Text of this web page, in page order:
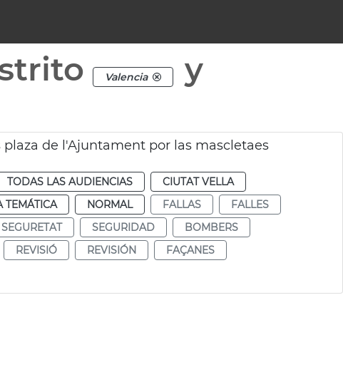
Valencia
y
de l'Ajuntament por las mascletaes
TODAS LAS AUDIENCIAS
CIUTAT VELLA
TEMÁTICA NORMAL FALLAS
FALLES
SEGURETAT SEGURIDAD
BOMBERS
REVISIÓ REVISIÓN
FAÇANES